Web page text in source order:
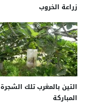
زراعة الخروب
التين بالمغرب تلك الشجرة
المباركة